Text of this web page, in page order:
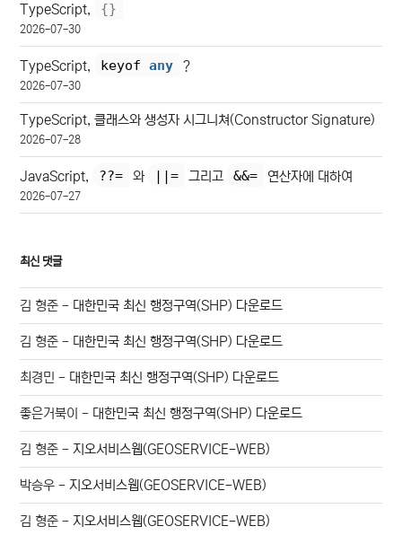
TypeScript, {}
2026-07-30
TypeScript, keyof any ?
2026-07-30
TypeScript, 클래스와 생성자 시그니쳐(Constructor Signature)
2026-07-28
JavaScript, ??= 와 ||= 그리고 &&= 연산자에 대하여
2026-07-27
최신 댓글
김 형준 - 대한민국 최신 행정구역(SHP) 다운로드
김 형준 - 대한민국 최신 행정구역(SHP) 다운로드
최경민 - 대한민국 최신 행정구역(SHP) 다운로드
좋은거북이 - 대한민국 최신 행정구역(SHP) 다운로드
김 형준 -지오서비스웹(GEOSERVICE-WEB)
박승우 -지오서비스웹(GEOSERVICE-WEB)
김 형준 -지오서비스웹(GEOSERVICE-WEB)